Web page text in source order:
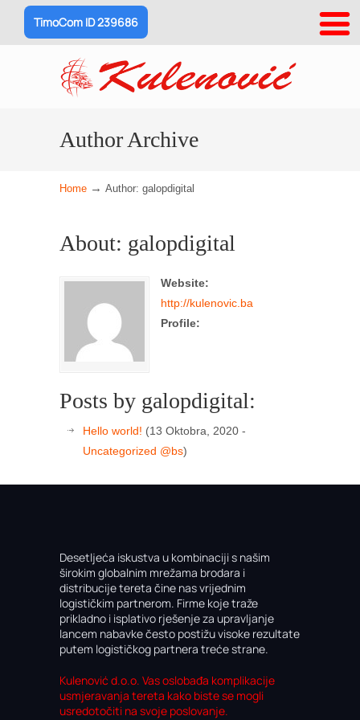
TimoCom ID 239686
Author Archive
Home → Author: galopdigital
About: galopdigital
Website:
http://kulenovic.ba
Profile:
Posts by galopdigital:
Hello world! (13 Oktobra, 2020 -
Uncategorized @bs)
Desetljeća iskustva u kombinaciji s našim
širokim globalnim mrežama brodara i
distribucije tereta čine nas vrijednim
logističkim partnerom. Firme koje traže
prikladno i isplativo rješenje za upravljanje
lancem nabavke često postižu visoke rezultate
putem logističkog partnera treće strane.
Kulenović d.o.o. Vas oslobađa komplikacije
usmjeravanja tereta kako biste se mogli
usredotočiti na svoje poslovanje.